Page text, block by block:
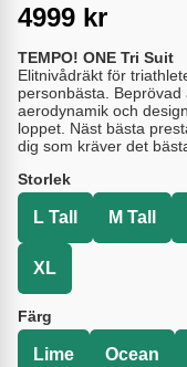
4999 kr
TEMPO! ONE Tri Suit
Elitnivådräkt för
personbästa.
aerodynamik och
loppet. Näst bästa
dig som kräver det
Storlek
L Tall M Tall
XL
Färg
Lime Ocean